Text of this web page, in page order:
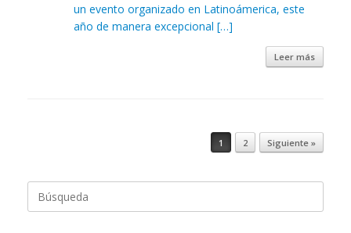
un evento organizado en Latinoámerica, este
año de manera excepcional […]
Leer más
1 2 Siguiente »
Buscar: